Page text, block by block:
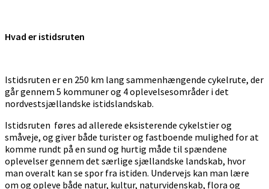
Hvad er istidsruten
Istidsruten er en 250 km lang sammenhængende cykelrute, der
går gennem 5 kommuner og 4 oplevelsesområder i det
nordvestsjællandske istidslandskab.
Istidsruten føres ad allerede eksisterende cykelstier og
småveje, og giver både turister og fastboende mulighed for at
komme rundt på en sund og hurtig måde til spændene
oplevelser gennem det særlige sjællandske landskab, hvor
man overalt kan se spor fra istiden. Undervejs kan man lære
om og opleve både natur, kultur, naturvidenskab, flora og